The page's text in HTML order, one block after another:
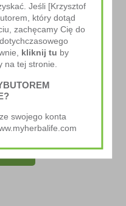
Z Ekstraktami Herbaty
zł
Jeśli [Krzysztof
który dotąd
zachęcamy Cię do
kliknij tu by
na tej stronie.
swojego konta